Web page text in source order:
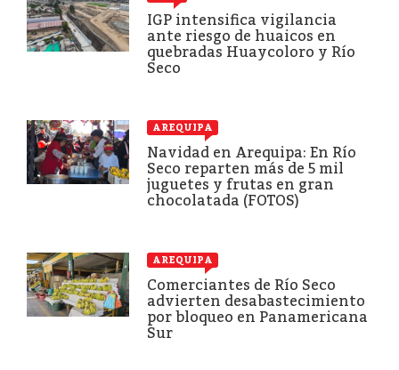
IGP intensifica vigilancia
ante riesgo de huaicos en
quebradas Huaycoloro y Río
Seco
AREQUIPA
Navidad en Arequipa: En Río
Seco reparten más de 5 mil
juguetes y frutas en gran
chocolatada (FOTOS)
AREQUIPA
Comerciantes de Río Seco
advierten desabastecimiento
por bloqueo en Panamericana
Sur